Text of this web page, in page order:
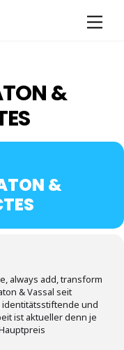
&
&
always add, transform
& Vassal seit
identitätsstiftende und
ist aktueller denn je